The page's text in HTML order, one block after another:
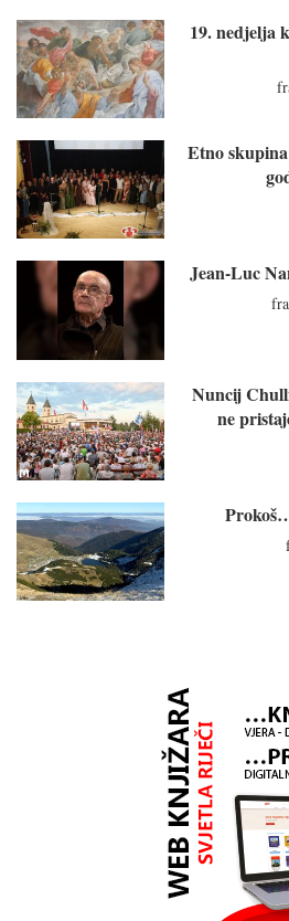
19. nedjelja
Etno
Jean-Luc
Nuncij
ne